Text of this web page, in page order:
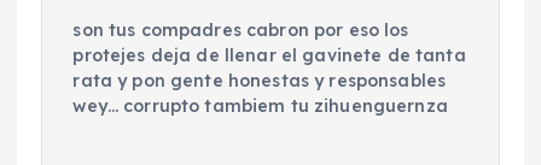
son tus compadres cabron por eso los
protejes deja de llenar el gavinete de tanta
rata y pon gente honestas y responsables
wey… corrupto tambiem tu zihuenguernza